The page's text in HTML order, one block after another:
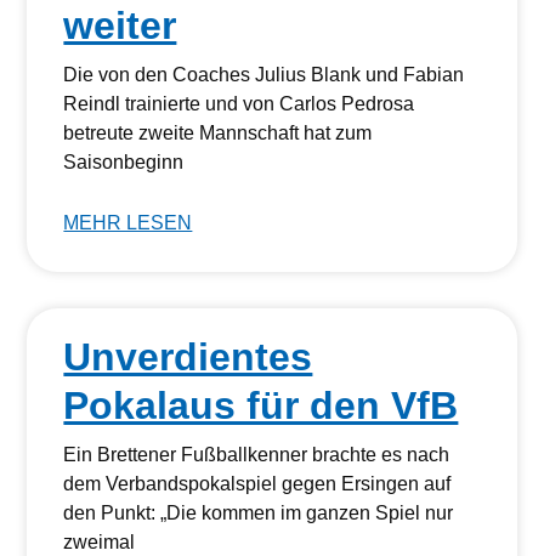
weiter
Die von den Coaches Julius Blank und Fabian
Reindl trainierte und von Carlos Pedrosa
betreute zweite Mannschaft hat zum
Saisonbeginn
MEHR LESEN
Unverdientes
Pokalaus für den VfB
Ein Brettener Fußballkenner brachte es nach
dem Verbandspokalspiel gegen Ersingen auf
den Punkt: „Die kommen im ganzen Spiel nur
zweimal